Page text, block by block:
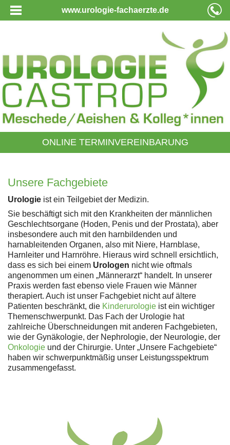
www.urologie-fachaerzte.de
ONLINE TERMINVEREINBARUNG
Unsere Fachgebiete
Urologie ist ein Teilgebiet der Medizin.
Sie beschäftigt sich mit den Krankheiten der männlichen
Geschlechtsorgane (Hoden, Penis und der Prostata), aber
insbesondere auch mit den harnbildenden und
harnableitenden Organen, also mit Niere, Harnblase,
Harnleiter und Harnröhre. Hieraus wird schnell ersichtlich,
dass es sich bei einem Urologen nicht wie oftmals
angenommen um einen „Männerarzt“ handelt. In unserer
Praxis werden fast ebenso viele Frauen wie Männer
therapiert. Auch ist unser Fachgebiet nicht auf ältere
Patienten beschränkt, die Kinderurologie ist ein wichtiger
Themenschwerpunkt. Das Fach der Urologie hat
zahlreiche Überschneidungen mit anderen Fachgebieten,
wie der Gynäkologie, der Nephrologie, der Neurologie, der
Onkologie und der Chirurgie. Unter „Unsere Fachgebiete“
haben wir schwerpunktmäßig unser Leistungsspektrum
zusammengefasst.